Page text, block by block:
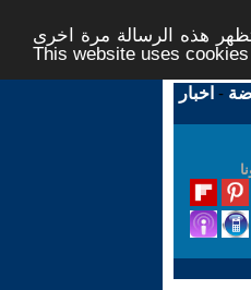
هذه الرسالة مرة اخرى -
This website uses
- اخبار